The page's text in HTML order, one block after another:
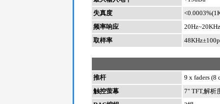
失真度
频率响应
取样率
推杆
9 x faders (8
触控萤幕
7" TFT,解析